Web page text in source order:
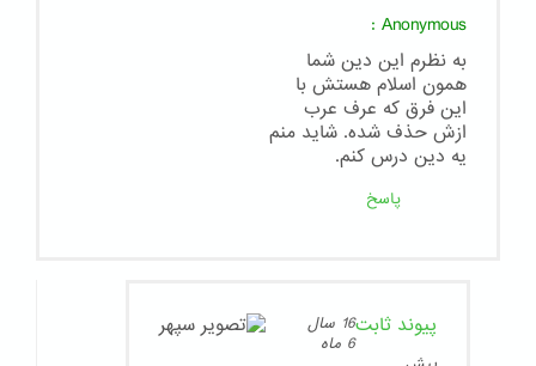
Anonymous
:
به نظرم این دین شما
همون اسلام هستش با
این فرق که عرف عرب
ازش حذف شده. شاید منم
یه دین درس کنم.
پاسخ
پیوند ثابت
16 سال
6 ماه